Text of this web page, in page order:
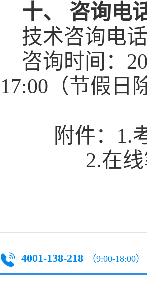
十、 咨询电
技术咨询电话
咨询时间 ：
17:00 （节假日
附件： 1.
2.在
4001-138-218 （9:00-18:00）